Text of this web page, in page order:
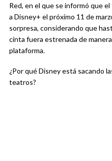
Red, en el que se informó que
a Disney+ el próximo 11 de
sorpresa, considerando que
cinta fuera estrenada de
plataforma.
¿Por qué Disney está sacando
teatros?